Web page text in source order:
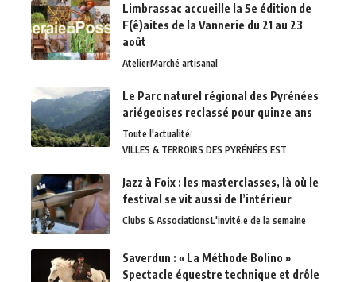
Limbrassac accueille la 5e édition de
F(ê)aites de la Vannerie du 21 au 23
août
AtelierMarché artisanal
Le Parc naturel régional des Pyrénées
ariégeoises reclassé pour quinze ans
Toute l'actualité
VILLES & TERROIRS DES PYRÉNÉES EST
Jazz à Foix : les masterclasses, là où le
festival se vit aussi de l’intérieur
Clubs & AssociationsL'invité.e de la semaine
Saverdun : « La Méthode Bolino »
Spectacle équestre technique et drôle